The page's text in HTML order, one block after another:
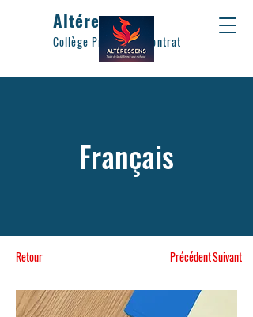
Altéressens
Collège Privé Hors contrat
Français
Retour PrécédentSuivant